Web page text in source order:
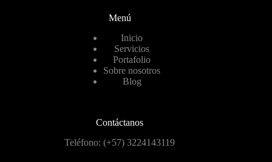
Menú
Inicio
Servicios
Portafolio
Sobre nosotros
Blog
Contáctanos
Teléfono: (+57) 3224143119